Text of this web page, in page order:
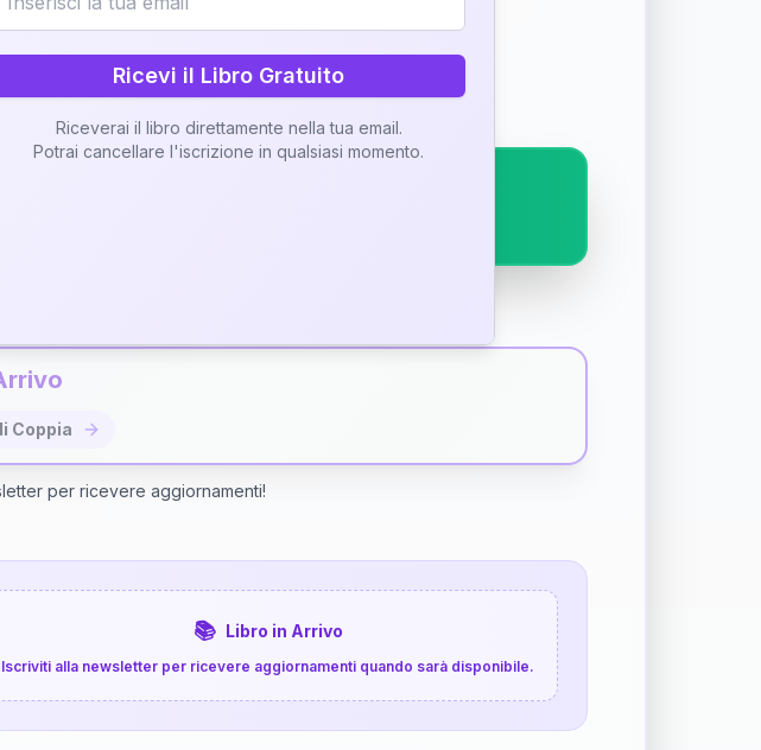
attraverso una nostra interpretazione
Coppia
per ricevere aggiornamenti!
📚 Libro in Arrivo
Iscriviti alla newsletter per ricevere aggiornamenti quando sarà disponibile.
Ricevi il Libro Gratuito
Riceverai il libro direttamente nella tua email.
Potrai cancellare l'iscrizione in qualsiasi momento.